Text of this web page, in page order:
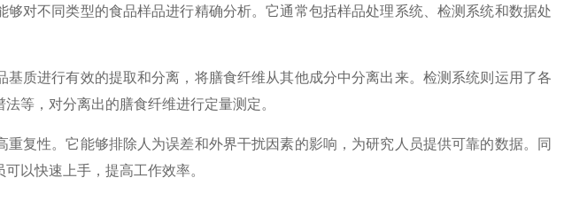
不同类型的食品样品进行精确分析。它通常包括样品处理系统、检测系统和数据处
进行有效的提取和分离，将膳食纤维从其他成分中分离出来。检测系统则运用了各
等，对分离出的膳食纤维进行定量测定。
重复性。它能够排除人为误差和外界干扰因素的影响，为研究人员提供可靠的数据。同
以快速上手，提高工作效率。